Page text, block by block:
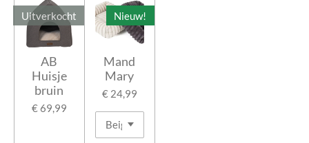
Uitverkocht
AB
Huisje
bruin
€ 69,99
Nieuw!
Mand
Mary
€ 24,99